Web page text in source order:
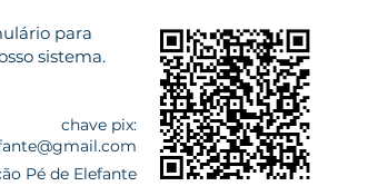
para
sistema.
chave pix:
Pé de Elefante